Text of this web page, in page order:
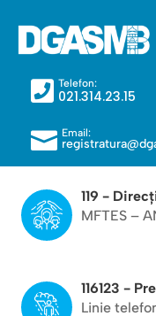
 Telefon:
021.314.23.15
 Email:
119 -
MFTES –
116123 -
Linie